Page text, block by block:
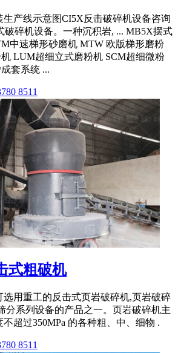
生产线示意图CI5X反击破碎机设备咨询
破碎机设备。一种沉积岩, ... MB5X摆式
中速梯形砂磨机 MTW 欧版梯形磨粉
LUM超细立式磨粉机 SCM超细微粉
套系统 ...
8511
式粗破机
选用重工的反击式页岩破碎机,页岩破碎
分系列设备的产品之一。页岩破碎机主
超过350MPa 的各种粗、中、细物 .
8511